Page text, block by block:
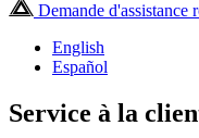
Demande d'assistance
English
Español
Service à la